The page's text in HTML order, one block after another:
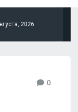
2026
0